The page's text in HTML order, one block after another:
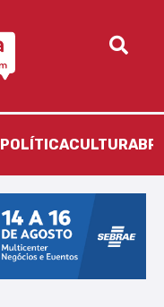
POLÍTICACULTURA